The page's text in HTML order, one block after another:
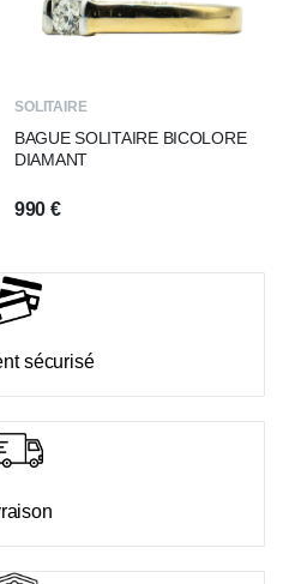
SOLITAIRE
BAGUE SOLITAIRE BICOLORE
DIAMANT
990 €
sécurisé